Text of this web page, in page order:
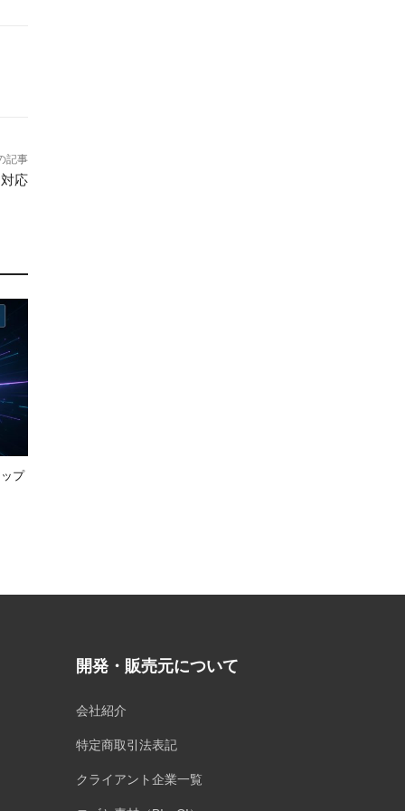
記事
応
プ
開発・販売元について
会社紹介
特定商取引法表記
クライアント企業一覧